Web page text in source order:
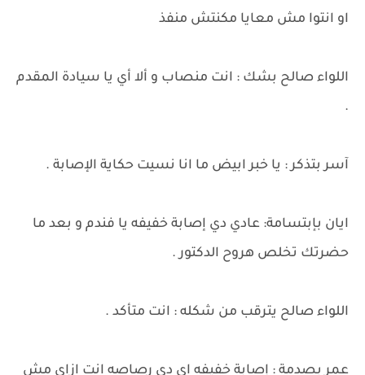
او انتوا مش معايا مكنتش منفذ
اللواء صالح بشك : انت منصاب و ألا أي يا سيادة المقدم
.
آسر بتذكر : يا خبر ابيض ما انا نسيت حكاية الإصابة .
ايان بإبتسامة: عادي دي إصابة خفيفه يا فندم و بعد ما
حضرتك تخلص هروح الدكتور .
اللواء صالح يترقب من شكله : انت متأكد .
عمر بصدمة : إصابة خفيفه اي دي رصاصه انت ازاي مش